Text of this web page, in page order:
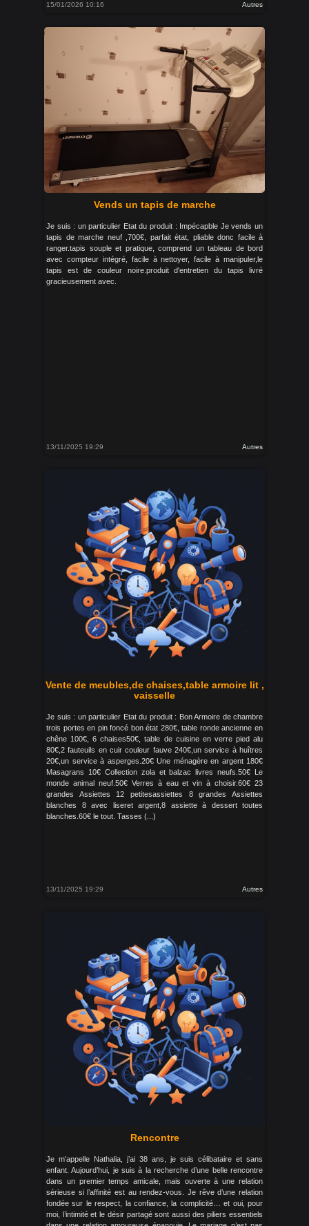
15/01/2026 10:16 Autres
Vends un tapis de marche
Je suis : un particulier Etat du produit : Impécapble Je vends un
tapis de marche neuf ,700€, parfait état, pliable donc facile à
ranger.tapis souple et pratique, comprend un tableau de bord
avec compteur intégré, facile à nettoyer, facile à manipuler,le
tapis est de couleur noire.produit d'entretien du tapis livré
gracieusement avec.
13/11/2025 19:29 Autres
Vente de meubles,de chaises,table armoire lit ,
vaisselle
Je suis : un particulier Etat du produit : Bon Armoire de chambre
trois portes en pin foncé bon état 280€, table ronde ancienne en
chêne 100€, 6 chaises50€, table de cuisine en verre pied alu
80€,2 fauteuils en cuir couleur fauve 240€,un service à huîtres
20€,un service à asperges.20€ Une ménagère en argent 180€
Masagrans 10€ Collection zola et balzac livres neufs.50€ Le
monde animal neuf.50€ Verres à eau et vin à choisir.60€ 23
grandes Assiettes 12 petitesassiettes 8 grandes Assiettes
blanches 8 avec liseret argent,8 assiette à dessert toutes
blanches.60€ le tout. Tasses (...)
13/11/2025 19:29 Autres
Rencontre
Je m'appelle Nathalia, j’ai 38 ans, je suis célibataire et sans
enfant. Aujourd’hui, je suis à la recherche d’une belle rencontre
dans un premier temps amicale, mais ouverte à une relation
sérieuse si l’affinité est au rendez-vous. Je rêve d’une relation
fondée sur le respect, la confiance, la complicité… et oui, pour
moi, l’intimité et le désir partagé sont aussi des piliers essentiels